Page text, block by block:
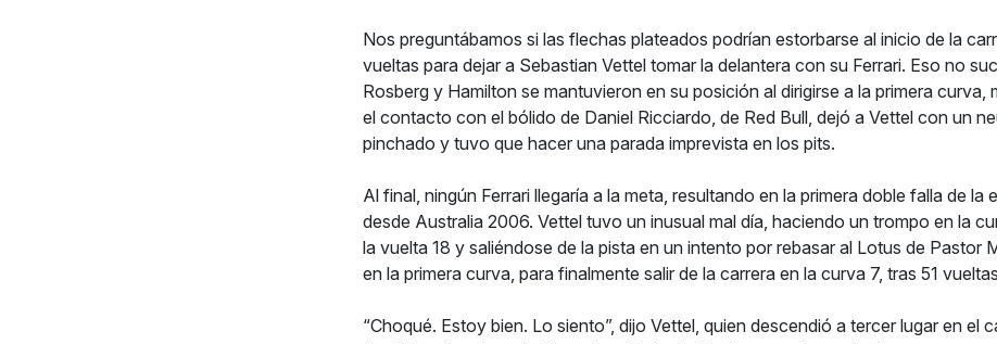
Nos preguntábamos si las flechas plateados podrían estorbarse al inicio de la
vueltas para dejar a Sebastian Vettel tomar la delantera con su Ferrari. Eso no
Rosberg y Hamilton se mantuvieron en su posición al dirigirse a la primera curva,
el contacto con el bólido de Daniel Ricciardo, de Red Bull, dejó a Vettel con un
pinchado y tuvo que hacer una parada imprevista en los pits.
Al final, ningún Ferrari llegaría a la meta, resultando en la primera doble falla de la
desde Australia 2006. Vettel tuvo un inusual mal día, haciendo un trompo en la
la vuelta 18 y saliéndose de la pista en un intento por rebasar al Lotus de Pastor
en la primera curva, para finalmente salir de la carrera en la curva 7, tras 51
“Choqué. Estoy bien. Lo siento”, dijo Vettel, quien descendió a tercer lugar en el